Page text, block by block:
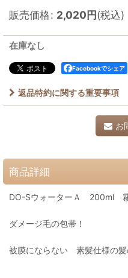
販売価格: 2,020円(税込)
在庫なし
Facebookでシェア
返品特約に関する重要事項
お
商品詳細
DO-SウォーターＡ 200ml
ダメージ毛の包帯！
被膜にならない 素髪仕様の髪